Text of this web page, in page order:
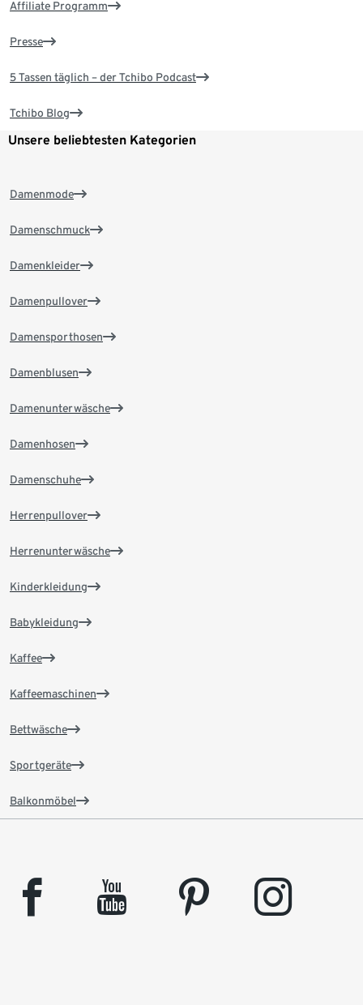
Affiliate Programm
Presse
5 Tassen täglich – der Tchibo Podcast
Tchibo Blog
Unsere beliebtesten Kategorien
Damenmode
Damenschmuck
Damenkleider
Damenpullover
Damensporthosen
Damenblusen
Damenunterwäsche
Damenhosen
Damenschuhe
Herrenpullover
Herrenunterwäsche
Kinderkleidung
Babykleidung
Kaffee
Kaffeemaschinen
Bettwäsche
Sportgeräte
Balkonmöbel
facebook youtube pinterest instagram